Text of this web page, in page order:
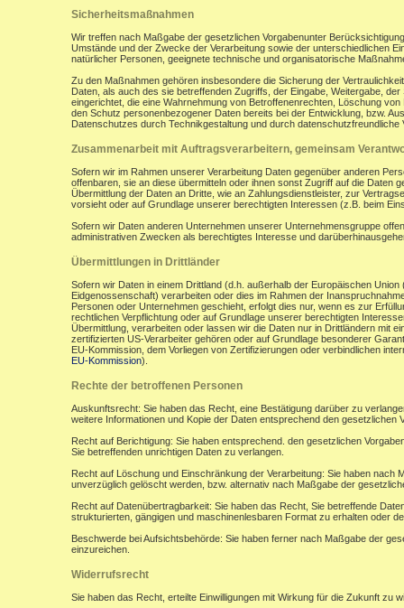
Sicherheitsmaßnahmen
Wir treffen nach Maßgabe der gesetzlichen Vorgabenunter
Umstände und der Zwecke der Verarbeitung sowie der unterschiedlichen
natürlicher Personen, geeignete technische und organisatorische
Zu den Maßnahmen gehören insbesondere die Sicherung der
Daten, als auch des sie betreffenden Zugriffs, der Eingabe, Weitergabe,
eingerichtet, die eine Wahrnehmung von Betroffenenrechten, Löschung
den Schutz personenbezogener Daten bereits bei der Entwicklung, bzw.
Datenschutzes durch Technikgestaltung und durch datenschutzfreundliche
Zusammenarbeit mit Auftragsverarbeitern, gemeinsam
Sofern wir im Rahmen unserer Verarbeitung Daten gegenüber anderen
offenbaren, sie an diese übermitteln oder ihnen sonst Zugriff auf die Daten
Übermittlung der Daten an Dritte, wie an Zahlungsdienstleister, zur
vorsieht oder auf Grundlage unserer berechtigten Interessen (z.B. beim
Sofern wir Daten anderen Unternehmen unserer Unternehmensgruppe
administrativen Zwecken als berechtigtes Interesse und
Übermittlungen in Drittländer
Sofern wir Daten in einem Drittland (d.h. außerhalb der Europäischen
Eidgenossenschaft) verarbeiten oder dies im Rahmen der
Personen oder Unternehmen geschieht, erfolgt dies nur, wenn es zur
rechtlichen Verpflichtung oder auf Grundlage unserer berechtigten
Übermittlung, verarbeiten oder lassen wir die Daten nur in Drittländern mit
zertifizierten US-Verarbeiter gehören oder auf Grundlage besonderer
EU-Kommission, dem Vorliegen von Zertifizierungen oder verbindlichen
EU-Kommission).
Rechte der betroffenen Personen
Auskunftsrecht: Sie haben das Recht, eine Bestätigung darüber zu
weitere Informationen und Kopie der Daten entsprechend den gesetzlichen
Recht auf Berichtigung: Sie haben entsprechend. den gesetzlichen
Sie betreffenden unrichtigen Daten zu verlangen.
Recht auf Löschung und Einschränkung der Verarbeitung: Sie haben
unverzüglich gelöscht werden, bzw. alternativ nach Maßgabe der
Recht auf Datenübertragbarkeit: Sie haben das Recht, Sie betreffende
strukturierten, gängigen und maschinenlesbaren Format zu erhalten oder
Beschwerde bei Aufsichtsbehörde: Sie haben ferner nach Maßgabe der
einzureichen.
Widerrufsrecht
Sie haben das Recht, erteilte Einwilligungen mit Wirkung für die Zukunft zu